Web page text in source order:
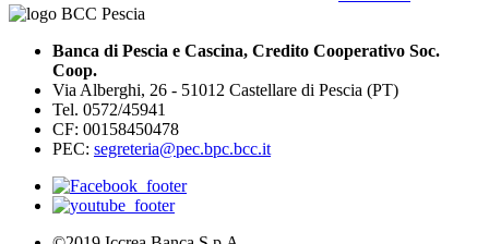
Banca di Pescia e Cascina, Credito Cooperativo Soc.
Coop.
Via Alberghi, 26 - 51012 Castellare di Pescia (PT)
Tel. 0572/45941
CF: 00158450478
PEC: segreteria@pec.bpc.bcc.it